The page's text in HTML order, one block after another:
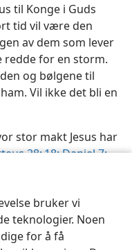
bruker vi
teknologier. Noen
for å få
til Konge i Guds
tid vil være den
av dem som lever
redde for en storm.
og bølgene til
Vil ikke det bli en
stor makt Jesus har
28: 18;Daniel 7: